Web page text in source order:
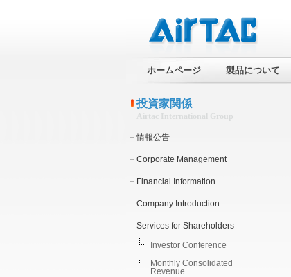
ホームページ 製品について
投資家関係
Airtac International Group
情報公告
Corporate Management
Financial Information
Company Introduction
Services for Shareholders
Investor Conference
Monthly Consolidated
Revenue